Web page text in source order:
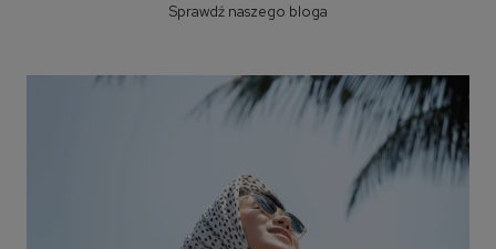
Sprawdź naszego bloga